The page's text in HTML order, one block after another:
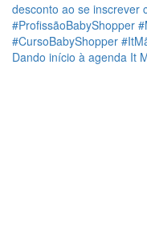
Dando início à agenda It